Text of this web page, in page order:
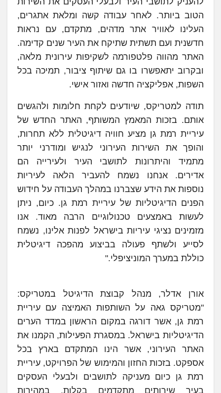
הטוב ביותר. לאחר עבודה קשה ומלאת אתגרים,
העלינו לאוויר אתר מדהים, מתקדם, עם נראות
חדשנית ועם תשתית שתיקח את העיר שנים קדימה.
האתר מהווה פלטפורמה לשקיפות עירונית מלאה,
ובקרוב יתאפשרו בו גם שיתוף ציבור, תמיכה בכל
השפות, אפליקציה חדשה ואזור אישי.
תודה למטריקס, שיודעים לקחת חלומות ולהגשים
אותם. בזכות המאמץ המשותף, האתר החדש של
עיריית רמת גן מציע חוויה דיגיטלית ללא תחרות,
והופך את השירות העירוני לנגיש ומודרני יותר
מתמיד והיתרונות לתושבי העיר ולעירייה הם
אדירים. אנחנו נשמח להעביר הלאה לעיריות
נוספות את הידע שצברנו במהלך העבודה על חידוש
הפנים הדיגיטליות של עיריית רמת גן. כיום, ניתן
לעשות באמצעים טכנולוגיים הרבה מאוד. אנו
מזמינים נציגי עיריות בישראל לפנות אלינו, נשמח
לסייע ולשתף פעולה בביצוע מהפכה דיגיטלית
כוללת במערך המוניציפלי."
אורן אדלר, מנהל קבוצת הדיגיטל במטריקס:
"מטריקס גאה על השותפות האמיצה עם עיריית
רמת גן, אשר דורגה במקום הראשון במדד הערים
הדיגיטליות בישראל. במסגרת הפעילות, הקמנו את
האתר העירוני, אשר הינו המתקדם בארץ בכל
אספקט. בזכות החזון והמימוש של הפרויקט, עיריית
רמת גן כיום מעניקה לתושבים ולבעלי העסקים
בעיר שירותים מתקדמים בקלות, במהירות